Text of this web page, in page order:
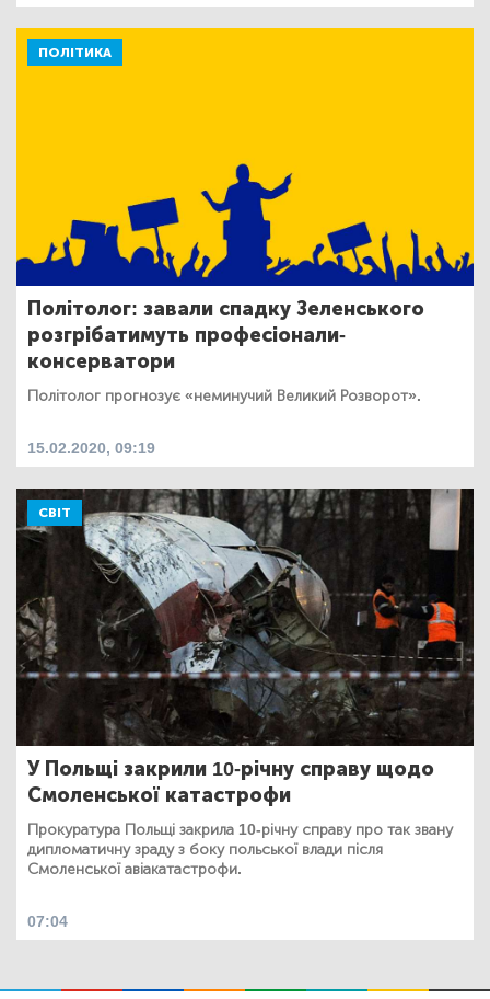
ПОЛІТИКА
Політолог: завали спадку Зеленського
розгрібатимуть професіонали-
консерватори
Політолог прогнозує «неминучий Великий Розворот».
15.02.2020, 09:19
СВІТ
У Польщі закрили 10-річну справу щодо
Смоленської катастрофи
Прокуратура Польщі закрила 10-річну справу про так звану
дипломатичну зраду з боку польської влади після
Смоленської авіакатастрофи.
07:04